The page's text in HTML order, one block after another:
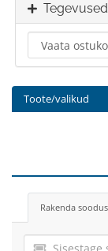
Tegevused
Toote/valikud
Rakenda